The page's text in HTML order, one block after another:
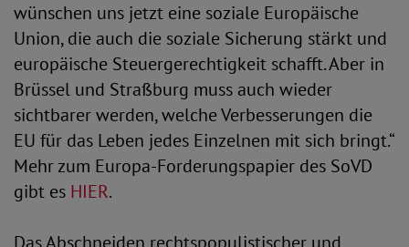
wünschen uns jetzt eine soziale Europäische
Union, die auch die soziale Sicherung stärkt und
europäische Steuergerechtigkeit schafft. Aber in
Brüssel und Straßburg muss auch wieder
sichtbarer werden, welche Verbesserungen die
EU für das Leben jedes Einzelnen mit sich bringt.“
Mehr zum Europa-Forderungspapier des SoVD
gibt es HIER.